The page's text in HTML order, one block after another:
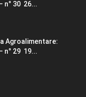
n° 30 26...
Agroalimentare:
n° 29 19...